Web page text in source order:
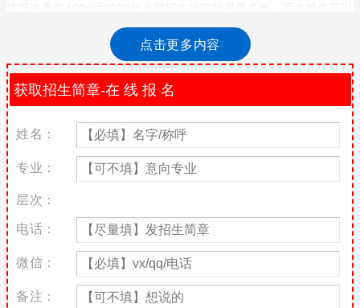
报考的大学也是有很多的。
文科生400-500分能报什么大学
院校名
西安翻译学院
烟台大学文经学院
文科
本二批
长春理工大学光电信息学院
新疆农业大学科学技术学院
成都信息工程大学银杏酒店管理学院 文科
本二批
广西外国语学院
贵阳护理职业学院
重庆工业职业技术学院
文科
高职专科
点击更多内容
姓名：
专业：
层次：
电话：
微信：
备注：